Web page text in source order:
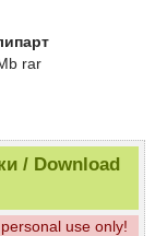
rar
/ Download
use only!